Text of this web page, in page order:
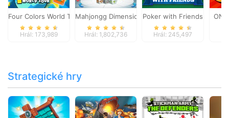
Four Colors World Tour
Hrál: 173,989
Mahjongg Dimensions
Hrál: 1,802,736
Poker with Friends
Hrál: 245,497
Strategické hry